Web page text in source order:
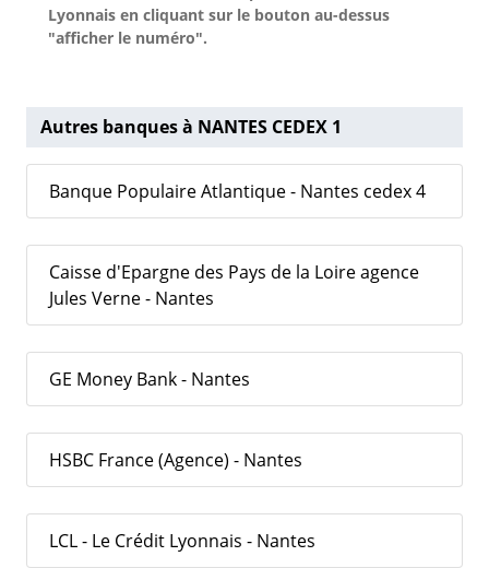
Lyonnais en cliquant sur le bouton au-dessus
"afficher le numéro".
Autres banques à NANTES CEDEX 1
Banque Populaire Atlantique - Nantes cedex 4
Caisse d'Epargne des Pays de la Loire agence
Jules Verne - Nantes
GE Money Bank - Nantes
HSBC France (Agence) - Nantes
LCL - Le Crédit Lyonnais - Nantes